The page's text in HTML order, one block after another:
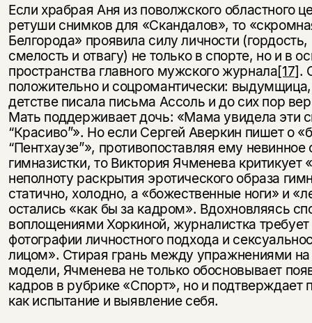
Если храбрая Аня из поволжского областного
ретуши снимков для «Скандалов», то
Белгорода» проявила силу личности
смелость и отвагу) не только в спорте, но и в
пространства главного мужского журнала[17].
положительно и соцромантически:
детстве писала письма Ассоль и до сих пор
Мать поддерживает дочь: «Мама увидела эти
“Красиво”». Но если Сергей Аверкин пишет о
“Пентхаузе”», противопоставляя ему
гимназистки, то Виктория Ячменева критикует
неполноту раскрытия эротического образа
статично, холодно, а «божественные ноги» и
остались «как бы за кадром». Вдохновляясь
воплощениями Хоркиной, журналистка требует
фотографии личностного подхода и
лицом». Стирая грань между упражнениями на
модели, Ячменева не только обосновывает
кадров в рубрике «Спорт», но и подтверждает
как испытание и выявление себя.